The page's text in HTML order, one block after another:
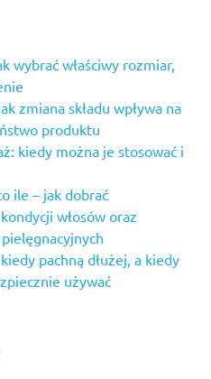
wybrać właściwy rozmiar,
zmiana składu wpływa na
produktu
kiedy można je stosować i
ile – jak dobrać
włosów oraz
pachną dłużej, a kiedy
używać